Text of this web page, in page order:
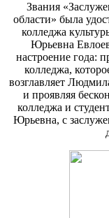
Звания
области» была
колледжа
Юрьевна
настроение года:
колледжа,
возглавляет
и проявляя
колледжа и
Юрьевна, с